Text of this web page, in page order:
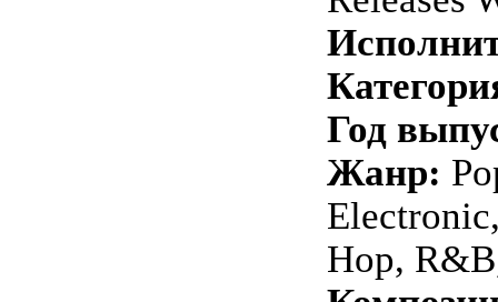
Год
Жанр:
Hop,